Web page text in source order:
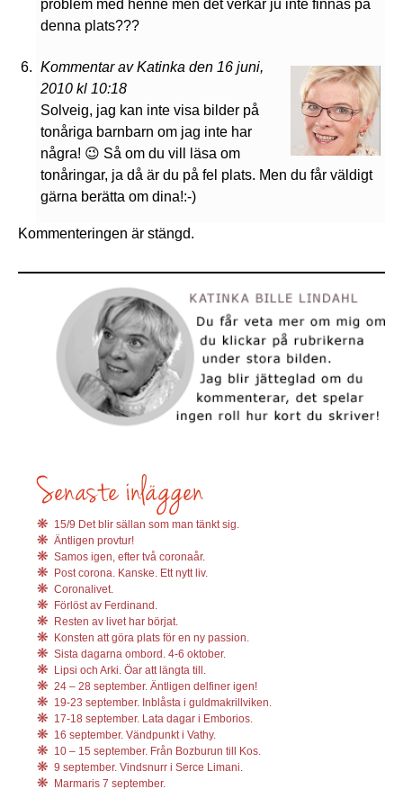
problem med henne men det verkar ju inte finnas på
denna plats???
Kommentar av Katinka den 16 juni,
2010 kl 10:18
Solveig, jag kan inte visa bilder på
tonåriga barnbarn om jag inte har
några! 😉 Så om du vill läsa om
tonåringar, ja då är du på fel plats. Men du får väldigt
gärna berätta om dina!:-)
Kommenteringen är stängd.
15/9 Det blir sällan som man tänkt sig.
Äntligen provtur!
Samos igen, efter två coronaår.
Post corona. Kanske. Ett nytt liv.
Coronalivet.
Förlöst av Ferdinand.
Resten av livet har börjat.
Konsten att göra plats för en ny passion.
Sista dagarna ombord. 4-6 oktober.
Lipsi och Arki. Öar att längta till.
24 – 28 september. Äntligen delfiner igen!
19-23 september. Inblåsta i guldmakrillviken.
17-18 september. Lata dagar i Emborios.
16 september. Vändpunkt i Vathy.
10 – 15 september. Från Bozburun till Kos.
9 september. Vindsnurr i Serce Limani.
Marmaris 7 september.